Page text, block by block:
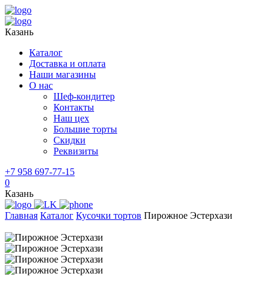
Казань
Каталог
Доставка и оплата
Наши магазины
О нас
Шеф-кондитер
Контакты
Наш цех
Большие торты
Скидки
Реквизиты
+7 958 697-77-15
0
Казань
Главная Каталог Кусочки тортов Пирожное Эстерхази